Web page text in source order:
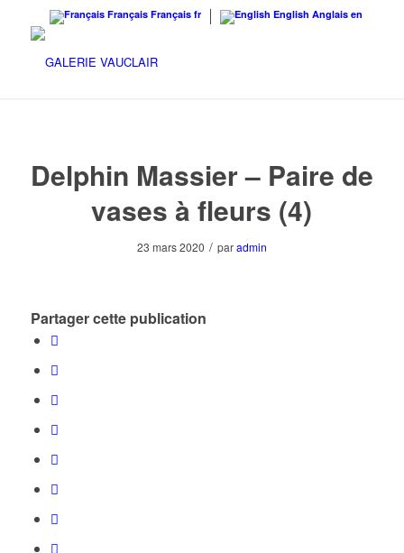
Français Français fr English Anglais en
Delphin Massier – Paire de
vases à fleurs (4)
23 mars 2020 / paradmin
Partager cette publication